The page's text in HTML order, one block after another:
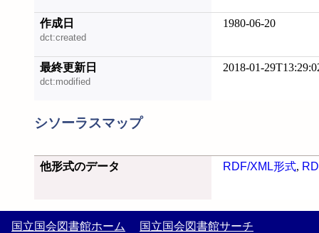
作成日
dct:created
1980-06-20
最終更新日
dct:modified
2018-01-
シソーラスマップ
他形式のデータ RDF/XML形式,
国立国会図書館ホーム 国立国会図書館サーチ